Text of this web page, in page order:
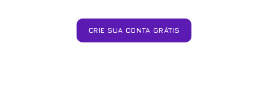
CRIE SUA CONTA GRÁTIS